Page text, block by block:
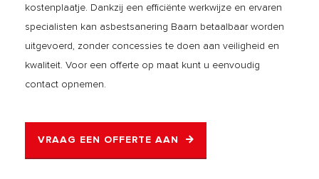
kostenplaatje. Dankzij een efficiënte werkwijze en ervaren
specialisten kan asbestsanering Baarn betaalbaar worden
uitgevoerd, zonder concessies te doen aan veiligheid en
kwaliteit. Voor een offerte op maat kunt u eenvoudig
contact opnemen.
VRAAG EEN OFFERTE AAN